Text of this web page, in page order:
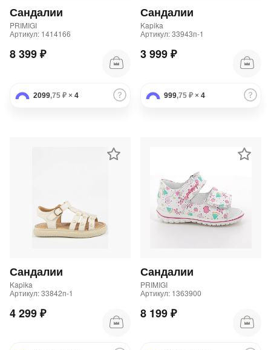
Сандалии
PRIMIGI
Артикул: 1414166
8 399 ₽
2099,75 ₽ × 4
Сандалии
Kapika
Артикул: 33943п-1
3 999 ₽
999,75 ₽ × 4
Сандалии
Kapika
Артикул: 33842п-1
4 299 ₽
Сандалии
PRIMIGI
Артикул: 1363900
8 199 ₽